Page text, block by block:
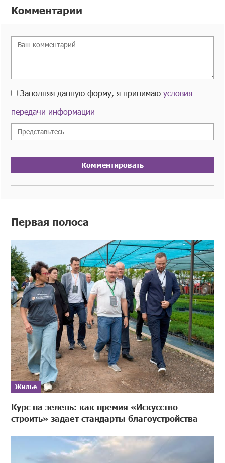
Комментарии
Заполняя данную форму, я принимаюусловия
передачи информации
Комментировать
Первая полоса
Жилье
Курс на зелень: как премия «Искусство
строить» задает стандарты благоустройства